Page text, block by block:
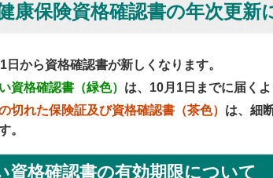
康保険資格確認書の年次更新
日から資格確認書が新しくなります。
資格確認書（緑色） は、10月1日までに届く
切れた保険証及び資格確認書（茶色） は、細
。
資格確認書の有効期限について